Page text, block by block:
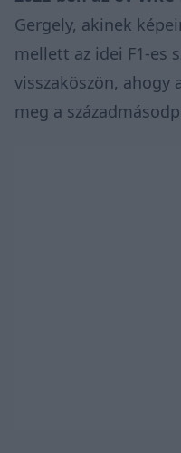
Gergely, akinek
mellett az idei F1-es
visszaköszön, ahogy
meg a